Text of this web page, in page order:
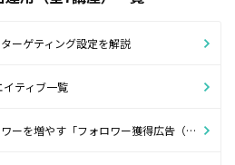
ーゲティング設定を解説
ティブ一覧
3. Twitterアカウントのフォロワーを増やす「フォロワー獲得広告（旧プロモアカウント）」